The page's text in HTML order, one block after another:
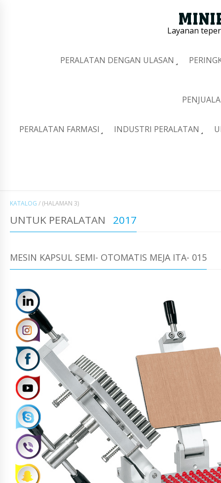
Layanan
PERALATAN DENGAN ULASAN
PERALATAN FARMASI INDUSTRI PERALATAN
KATALOG / (HALAMAN 3)
UNTUK PERALATAN 2017
MESIN KAPSUL SEMI- OTOMATIS MEJA ITA- 015